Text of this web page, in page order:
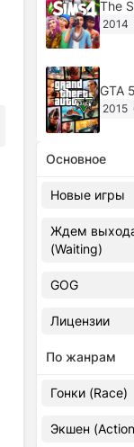
The
2014
GTA
2015
2024
Основное
Новые игры
Ждем
(Waiting)
GOG
Лицензии
По жанрам
Гонки (Race)
Экшен